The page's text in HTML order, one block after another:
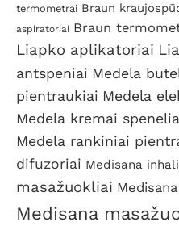
termometrai Braun
aspiratoriai Braun
Liapko aplikatoriai
antspeniai Medela
pientraukiai Medela
Medela kremai
Medela rankiniai
difuzoriai Medisana
masažuokliai
Medisana